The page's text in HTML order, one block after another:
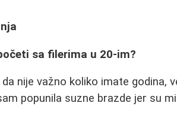
sa filerima u 20-im?
nije važno koliko imate godina,
popunila suzne brazde jer su